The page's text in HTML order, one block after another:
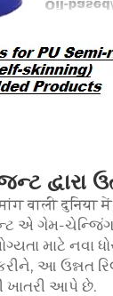
દ્વારા
वाली दुनिया
એ ગેમ-ચેન્જિંગ
માટે નવા
આ ઉન્નત
ખાતરી આપે છે.